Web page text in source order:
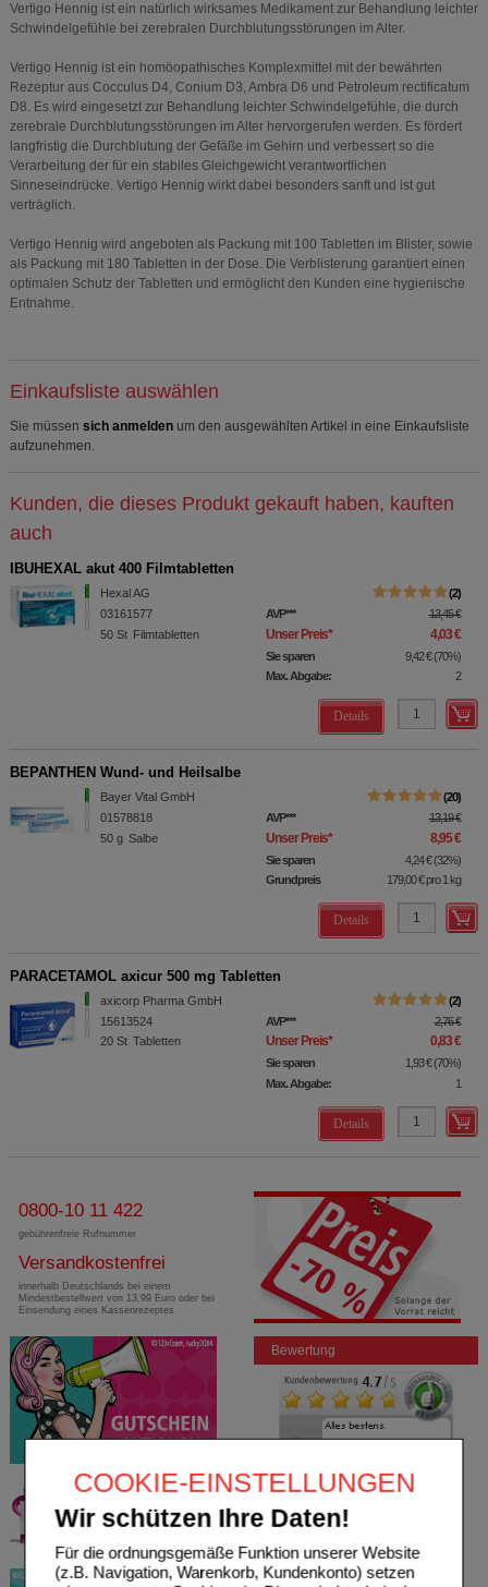
COOKIE-EINSTELLUNGEN
Wir schützen Ihre Daten!
Für die ordnungsgemäße Funktion unserer Website
(z.B. Navigation, Warenkorb, Kundenkonto) setzen
Vertigo Hennig ist ein natürlich wirksames Medikament zur Behandlung leichter
Schwindelgefühle bei zerebralen Durchblutungsstörungen im Alter.
Vertigo Hennig ist ein homöopathisches Komplexmittel mit der bewährten
Rezeptur aus Cocculus D4, Conium D3, Ambra D6 und Petroleum rectificatum
D8. Es wird eingesetzt zur Behandlung leichter Schwindelgefühle, die durch
zerebrale Durchblutungsstörungen im Alter hervorgerufen werden. Es fördert
langfristig die Durchblutung der Gefäße im Gehirn und verbessert so die
Verarbeitung der für ein stabiles Gleichgewicht verantwortlichen
Sinneseindrücke. Vertigo Hennig wirkt dabei besonders sanft und ist gut
verträglich.
Vertigo Hennig wird angeboten als Packung mit 100 Tabletten im Blister, sowie
als Packung mit 180 Tabletten in der Dose. Die Verblisterung garantiert einen
optimalen Schutz der Tabletten und ermöglicht den Kunden eine hygienische
Entnahme.
Einkaufsliste auswählen
Sie müssen sich anmelden um den ausgewählten Artikel in eine Einkaufsliste
aufzunehmen.
Kunden, die dieses Produkt gekauft haben, kauften
auch
IBUHEXAL akut 400 Filmtabletten
Hexal AG
03161577
50 St Filmtabletten
2
AVP*** 13,45 €
Unser Preis* 4,03 €
Sie sparen 9,42 € (70%)
Max. Abgabe:
2
Details
BEPANTHEN Wund- und Heilsalbe
Bayer Vital GmbH
01578818
50 g Salbe
20
AVP*** 13,19 €
Unser Preis* 8,95 €
Sie sparen 4,24 € (32%)
Grundpreis
179,00 €pro 1 kg
Details
PARACETAMOL axicur 500 mg Tabletten
axicorp Pharma GmbH
15613524
20 St Tabletten
2
AVP*** 2,76 €
Unser Preis* 0,83 €
Sie sparen 1,93 € (70%)
Max. Abgabe:
1
Details
0800-10 11 422
gebührenfreie Rufnummer
Versandkostenfrei
innerhalb Deutschlands bei einem
Mindestbestellwert von 13,99 Euro oder bei
Einsendung eines Kassenrezeptes
Bewertung